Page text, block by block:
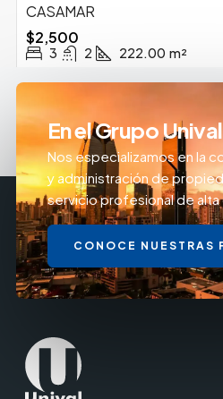
CASAMAR
$2,500
3 2 222.00 m²
En el Grupo Unival
Nos especializamos en la
y administración de
servicio profesional de alta
CONOCE NUESTRAS